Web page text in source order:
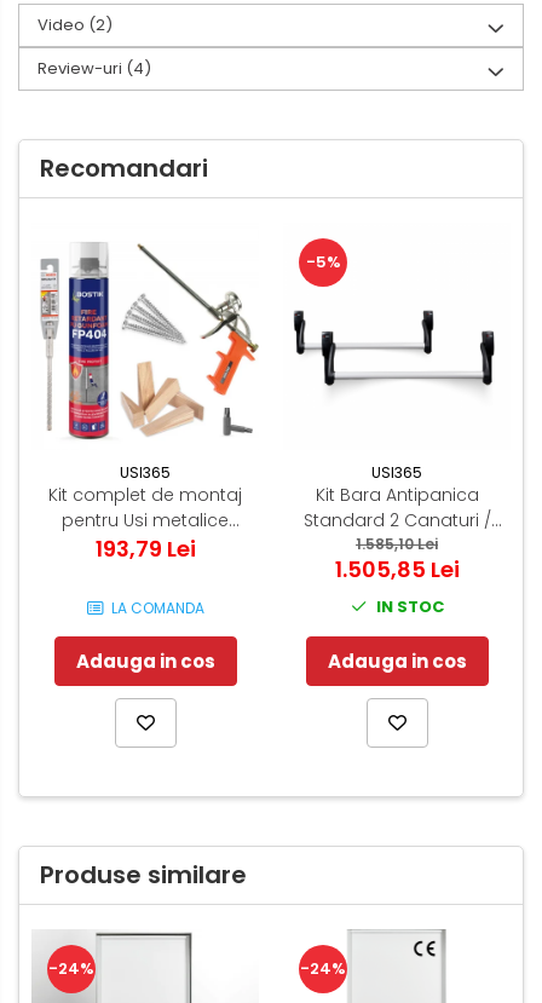
Video (2)
Review-uri (4)
Recomandari
USI365
Kit complet de montaj
pentru Usi metalice
Tehnice
193,79 Lei
LA COMANDA
Adauga in cos
-5%
USI365
Kit Bara Antipanica
Standard 2 Canaturi /
Usa dubla - (Include: 2x
broasca antipanica -
cilindru - maner antifoc)
1.585,10 Lei
1.505,85 Lei
IN STOC
Adauga in cos
Produse similare
-24% -24%